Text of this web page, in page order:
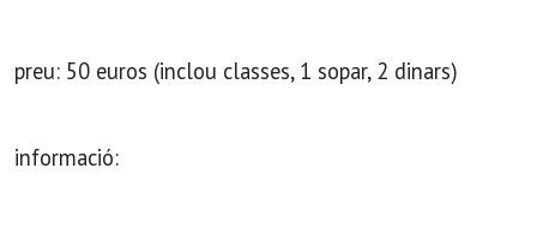
preu: 50 euros (inclou classes, 1 sopar, 2 dinars)
informació: